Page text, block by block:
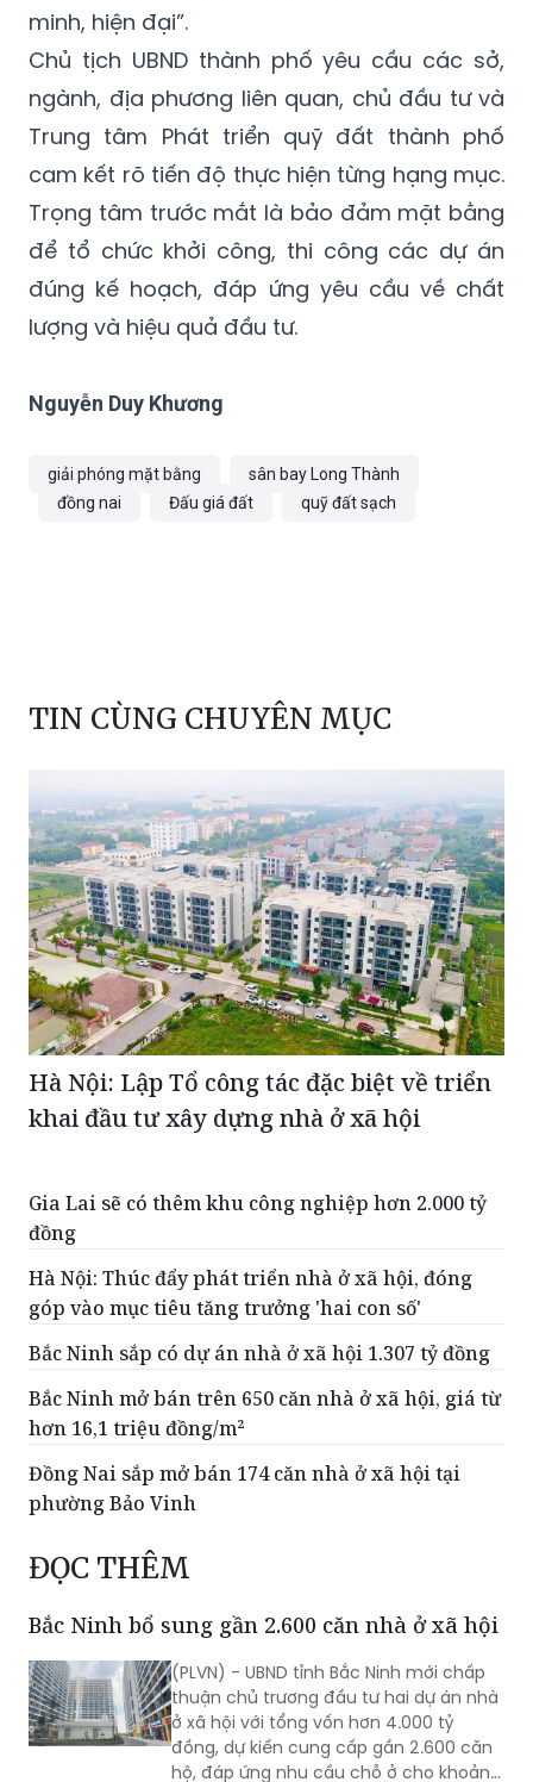
minh, hiện đại”.
Chủ tịch UBND thành phố yêu cầu các sở,
ngành, địa phương liên quan, chủ đầu tư và
Trung tâm Phát triển quỹ đất thành phố
cam kết rõ tiến độ thực hiện từng hạng mục.
Trọng tâm trước mắt là bảo đảm mặt bằng
để tổ chức khởi công, thi công các dự án
đúng kế hoạch, đáp ứng yêu cầu về chất
lượng và hiệu quả đầu tư.
Nguyễn Duy Khương
giải phóng mặt bằng
sân bay Long Thành
đồng nai
Đấu giá đất quỹ đất sạch
TIN CÙNG CHUYÊN MỤC
Hà Nội: Lập Tổ công tác đặc biệt về triển
khai đầu tư xây dựng nhà ở xã hội
Gia Lai sẽ có thêm khu công nghiệp hơn 2.000 tỷ
đồng
Hà Nội: Thúc đẩy phát triển nhà ở xã hội, đóng
góp vào mục tiêu tăng trưởng 'hai con số'
Bắc Ninh sắp có dự án nhà ở xã hội 1.307 tỷ đồng
Bắc Ninh mở bán trên 650 căn nhà ở xã hội, giá từ
hơn 16,1 triệu đồng/m²
Đồng Nai sắp mở bán 174 căn nhà ở xã hội tại
phường Bảo Vinh
ĐỌC THÊM
Bắc Ninh bổ sung gần 2.600 căn nhà ở xã hội
(PLVN) - UBND tỉnh Bắc Ninh mới chấp
thuận chủ trương đầu tư hai dự án nhà
ở xã hội với tổng vốn hơn 4.000 tỷ
đồng, dự kiến cung cấp gần 2.600 căn
hộ, đáp ứng nhu cầu chỗ ở cho khoảng